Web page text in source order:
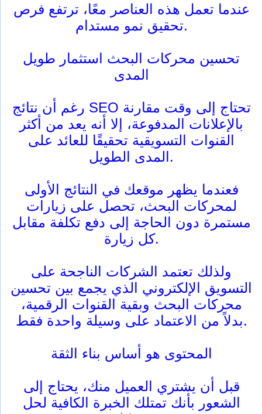
عندما تعمل هذه العناصر معًا، ترتفع فرص
تحقيق نمو مستدام.
تحسين محركات البحث استثمار طويل
المدى
رغم أن نتائج SEO تحتاج إلى وقت مقارنة
بالإعلانات المدفوعة، إلا أنه يعد من أكثر
القنوات التسويقية تحقيقًا للعائد على
المدى الطويل.
فعندما يظهر موقعك في النتائج الأولى
لمحركات البحث، تحصل على زيارات
مستمرة دون الحاجة إلى دفع تكلفة مقابل
كل زيارة.
ولذلك تعتمد الشركات الناجحة على
التسويق الإلكتروني الذي يجمع بين تحسين
محركات البحث وبقية القنوات الرقمية،
بدلاً من الاعتماد على وسيلة واحدة فقط.
المحتوى هو أساس بناء الثقة
قبل أن يشتري العميل منك، يحتاج إلى
الشعور بأنك تمتلك الخبرة الكافية لحل